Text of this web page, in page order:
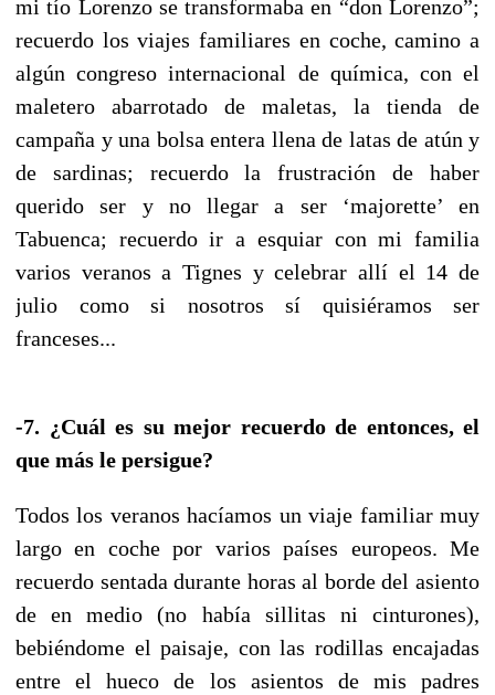
mi tío Lorenzo se transformaba en “don Lorenzo”;
recuerdo los viajes familiares en coche, camino a
algún congreso internacional de química, con el
maletero abarrotado de maletas, la tienda de
campaña y una bolsa entera llena de latas de atún y
de sardinas; recuerdo la frustración de haber
querido ser y no llegar a ser ‘majorette’ en
Tabuenca; recuerdo ir a esquiar con mi familia
varios veranos a Tignes y celebrar allí el 14 de
julio como si nosotros sí quisiéramos ser
franceses...
-7. ¿Cuál es su mejor recuerdo de entonces, el
que más le persigue?
Todos los veranos hacíamos un viaje familiar muy
largo en coche por varios países europeos. Me
recuerdo sentada durante horas al borde del asiento
de en medio (no había sillitas ni cinturones),
bebiéndome el paisaje, con las rodillas encajadas
entre el hueco de los asientos de mis padres